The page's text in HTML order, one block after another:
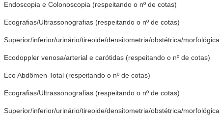
Endoscopia e Colonoscopia (respeitando o nº de cotas)
Ecografias/Ultrassonografias (respeitando o nº de cotas)
Superior/inferior/urinário/tireoide/densitometria/obstétrica/
Ecodoppler venosa/arterial e carótidas (respeitando o nº de cotas)
Eco Abdômen Total (respeitando o nº de cotas)
Ecografias/Ultrassonografias (respeitando o nº de cotas)
Superior/inferior/urinário/tireoide/densitometria/obstétrica/